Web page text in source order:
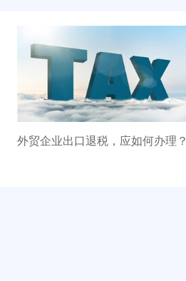
外贸企业出口退税，应如何办理？